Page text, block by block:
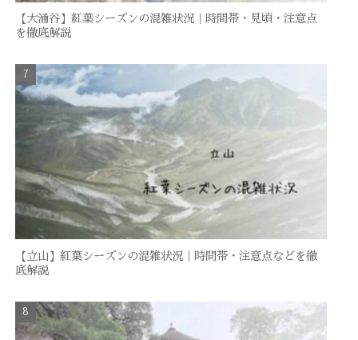
【大涌谷】紅葉シーズンの混雑状況｜時間帯・見頃・注意点
を徹底解説
【立山】紅葉シーズンの混雑状況｜時間帯・注意点などを徹
底解説